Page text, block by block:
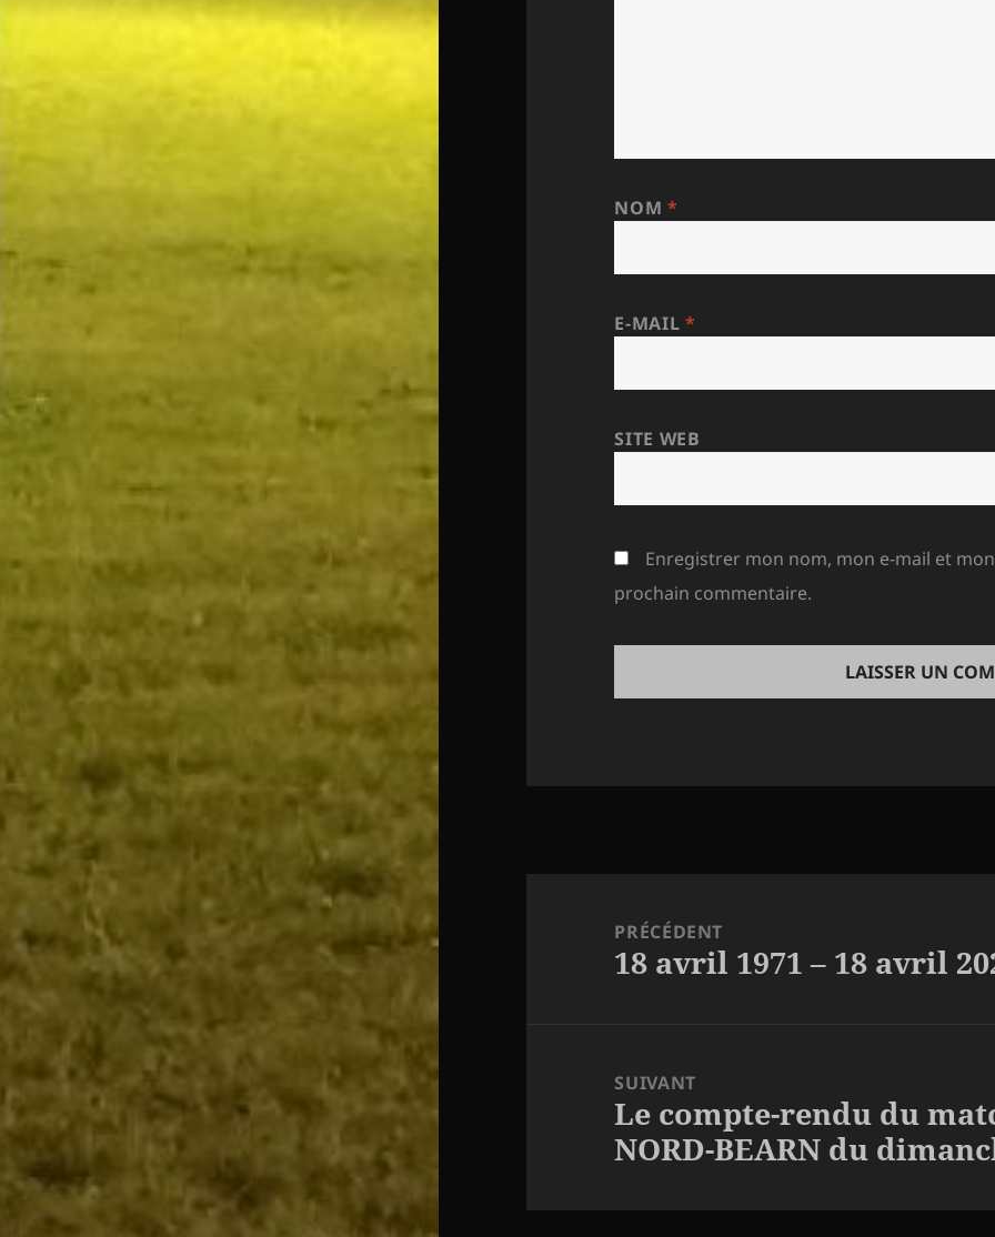
NOM *
E-MAIL *
SITE WEB
Enregistrer mon nom, mon e-mail et
prochain commentaire.
PRÉCÉDENT
Article
18 avril 1971 – 18 avril
SUIVANT
Article
suivant :
Le compte-rendu du
NORD-BEARN du